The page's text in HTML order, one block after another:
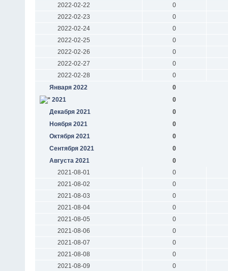
2022-02-22
0
2022-02-23
0
2022-02-24
0
2022-02-25
0
2022-02-26
0
2022-02-27
0
2022-02-28
0
Января 2022
0
2021
0
Декабря 2021
0
Ноября 2021
0
Октября 2021
0
Сентября 2021
0
Августа 2021
0
2021-08-01
0
2021-08-02
0
2021-08-03
0
2021-08-04
0
2021-08-05
0
2021-08-06
0
2021-08-07
0
2021-08-08
0
2021-08-09
0